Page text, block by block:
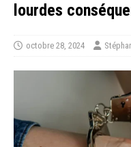
lourdes
octobre 28, 2024